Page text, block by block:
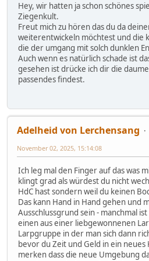
Hey, wir hatten ja schon schönes
Ziegenkult.
Freut mich zu hören das du da
weiterentwickeln möchtest und die
die der umgang mit solch dunklen
Auch wenn es natürlich schade ist
gesehen ist drücke ich dir die
passendes findest.
Adelheid von Lerchensang
November 02, 2025, 15:14:08
Ich leg mal den Finger auf das was
klingt grad als würdest du nicht
HdC hast sondern weil du keinen
Das kann Hand in Hand gehen und
Ausschlussgrund sein - manchmal
einen aus einer liebgewonnenen
Larpgruppe in der man sich dann
bevor du Zeit und Geld in ein
merken dass die neue Umgebung